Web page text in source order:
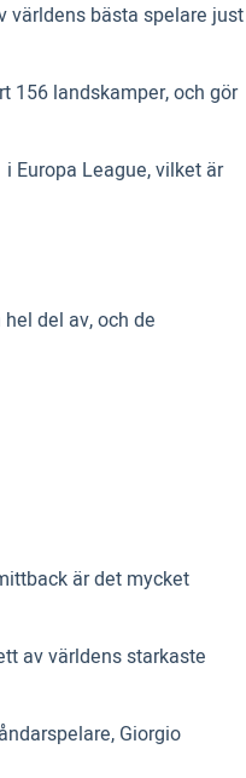
världens bästa spelare just
156 landskamper, och gör
Europa League, vilket är
del av, och de
är det mycket
av världens starkaste
Giorgio